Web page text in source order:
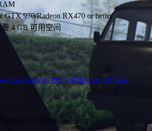
GTX 970/Radeon RX470 or better
要 4 GB 可用空间
app/1057180/Border_Officer/
Chinese